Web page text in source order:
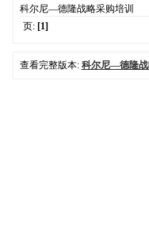
科尔尼—德隆战略采购培训
页: [1]
查看完整版本: 科尔尼—德隆战